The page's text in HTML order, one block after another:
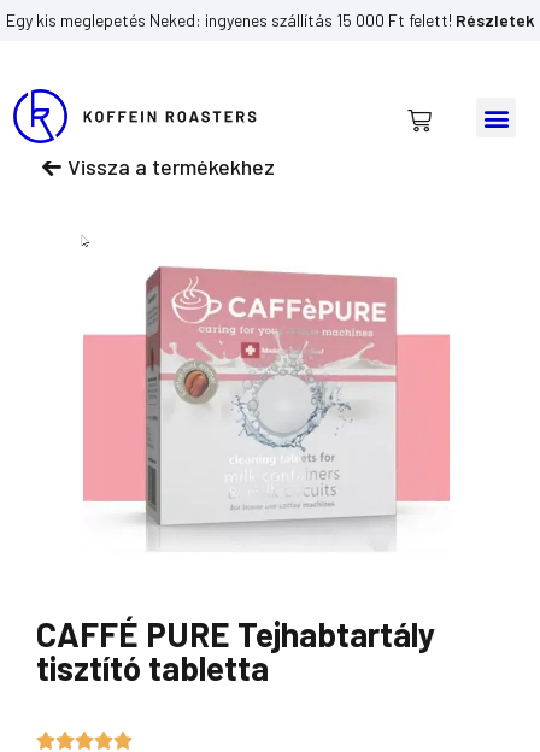
Skip
Egy kis meglepetés Neked: ingyenes szállítás 15 000 Ft felett! Részletek
Kosár
Vissza a termékekhez
CAFFÉ PURE Tejhabtartály
tisztító tabletta
5/5